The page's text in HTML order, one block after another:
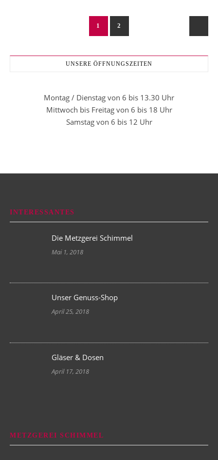
1 2
UNSERE ÖFFNUNGSZEITEN
Montag / Dienstag von 6 bis 13.30 Uhr
Mittwoch bis Freitag von 6 bis 18 Uhr
Samstag von 6 bis 12 Uhr
INTERESSANTES
Die Metzgerei Schimmel
Mai 1, 2018
Unser Genuss-Shop
April 25, 2018
Gläser & Dosen
April 17, 2018
METZGEREI SCHIMMEL